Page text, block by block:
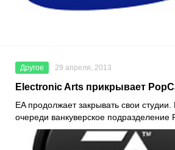
Другое 29 апреля, 2013
Electronic Arts прикрывает
EA продолжает закрывать свои
очереди ванкуверское подразделение